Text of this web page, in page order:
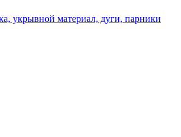
укрывной материал, дуги, парники